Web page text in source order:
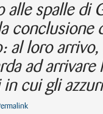
alle spalle di
conclusione
al loro
ad
cui gli